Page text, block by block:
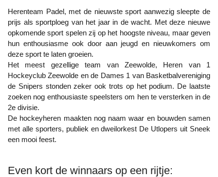
Herenteam Padel, met de nieuwste sport aanwezig sleepte de
prijs als sportploeg van het jaar in de wacht. Met deze nieuwe
opkomende sport spelen zij op het hoogste niveau, maar geven
hun enthousiasme ook door aan jeugd en nieuwkomers om
deze sport te laten groeien.
Het meest gezellige team van Zeewolde, Heren van 1
Hockeyclub Zeewolde en de Dames 1 van Basketbalvereniging
de Snipers stonden zeker ook trots op het podium. De laatste
zoeken nog enthousiaste speelsters om hen te versterken in de
2e divisie.
De hockeyheren maakten nog naam waar en bouwden samen
met alle sporters, publiek en dweilorkest De Utlopers uit Sneek
een mooi feest.
Even kort de winnaars op een rijtje: